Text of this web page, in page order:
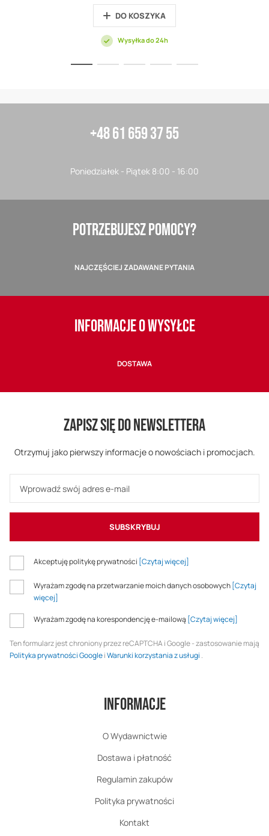
DO KOSZYKA
Wysyłka do 24h
+48 61 659 37 55
Poniedziałek - Piątek 8:00 - 16:00
POTRZEBUJESZ POMOCY?
NAJCZĘŚCIEJ ZADAWANE PYTANIA
INFORMACJE O WYSYŁCE
DOSTAWA
ZAPISZ SIĘ DO NEWSLETTERA
Otrzymuj jako pierwszy informacje o nowościach i promocjach.
SUBSKRYBUJ
Akceptuję politykę prywatności [Czytaj więcej]
Wyrażam zgodę na przetwarzanie moich danych osobowych[Czytaj
więcej]
Wyrażam zgodę na korespondencję e-mailową [Czytaj więcej]
Ten formularz jest chroniony przez reCAPTCHA i Google - zastosowanie mają
Polityka prywatności GoogleiWarunki korzystania z usługi .
Informacje
O Wydawnictwie
Dostawa i płatność
Regulamin zakupów
Polityka prywatności
Kontakt